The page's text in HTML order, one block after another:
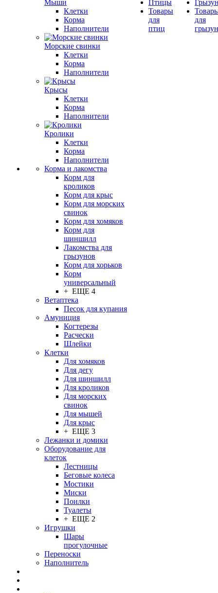
Мыши
Клетки
Корма
Наполнители
Морские свинки
Клетки
Корма
Наполнители
Крысы
Клетки
Корма
Наполнители
Кролики
Клетки
Корма
Наполнители
Корма и лакомства
Корм для
кроликов
Корм для крыс
Корм для морских
свинок
Корм для хомяков
Корм для
шиншилл
Лакомства для
грызунов
Корм для хорьков
Корм
универсальный
+ ЕЩЕ 4
Ветаптека
Песок для купания
Амуниция
Когтерезы
Расчески
Шлейки
Клетки
Для хомяков
Для дегу
Для шиншилл
Для кроликов
Для морских
свинок
Для мышей
Для крыс
+ ЕЩЕ 3
Лежанки и домики
Оборудование для
клеток
Лестницы
Беговые колеса
Мостики
Миски
Поилки
Туалеты
+ ЕЩЕ 2
Игрушки
Шары
прогулочные
Переноски
Наполнитель
Птицы
Товары
для
птиц
для